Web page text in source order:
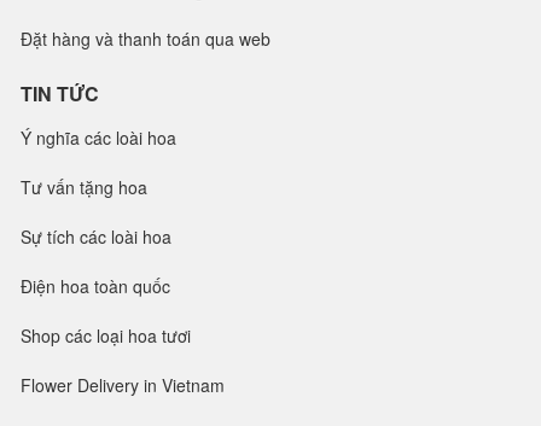
Đặt hàng và thanh toán qua web
TIN TỨC
Ý nghĩa các loài hoa
Tư vấn tặng hoa
Sự tích các loài hoa
Điện hoa toàn quốc
Shop các loại hoa tươi
Flower Delivery in Vietnam